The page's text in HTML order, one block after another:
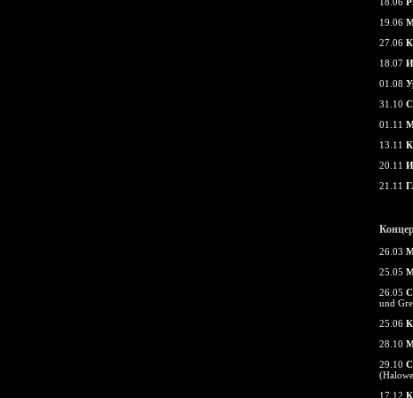
19.06
27.06
18.07
01.08
31.10
01.11
13.11
20.11
21.11
26.03
25.05
26.05
und
25.06
28.10
29.10
17.12